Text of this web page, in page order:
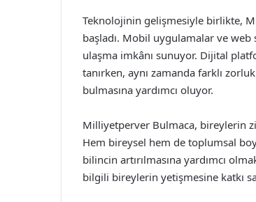
Teknolojinin gelişmesiyle birlikte,
başladı. Mobil uygulamalar ve web
ulaşma imkânı sunuyor. Dijital
tanırken, aynı zamanda farklı
bulmasına yardımcı oluyor.
Milliyetperver Bulmaca, bireylerin
Hem bireysel hem de toplumsal
bilincin artırılmasına yardımcı
bilgili bireylerin yetişmesine katkı